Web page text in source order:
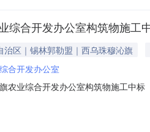
综合开发办公室构筑物施工
治区｜锡林郭勒盟｜西乌珠穆沁旗
合开发办公室
农业综合开发办公室构筑物施工中
招标编号：西财购准字